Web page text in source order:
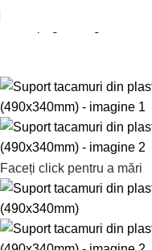
Faceți click pentru a mări